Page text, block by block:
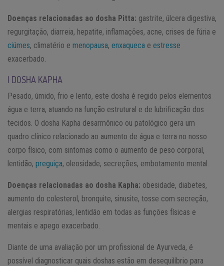
Doenças relacionadas ao dosha Pitta: gastrite, úlcera digestiva,
regurgitação, diarreia, hepatite, inflamações, acne, crises de fúria e
ciúmes, climatério e menopausa, enxaqueca e estresse
exacerbado.
| DOSHA KAPHA
Pesado, úmido, frio e lento, este dosha é regido pelos elementos
água e terra, atuando na função estrutural e de lubrificação dos
tecidos. O dosha Kapha desarmônico ou patológico gera um
quadro clínico relacionado ao aumento de água e terra no nosso
corpo físico, com sintomas como o aumento de peso corporal,
lentidão, preguiça, oleosidade, secreções, embotamento mental.
Doenças relacionadas ao dosha Kapha: obesidade, diabetes,
aumento do colesterol, bronquite, sinusite, tosse com secreção,
alergias respiratórias, lentidão em todas as funções físicas e
mentais e apego exacerbado.
Diante de uma avaliação por um profissional de Ayurveda, é
possível diagnosticar quais doshas estão em desequilíbrio para